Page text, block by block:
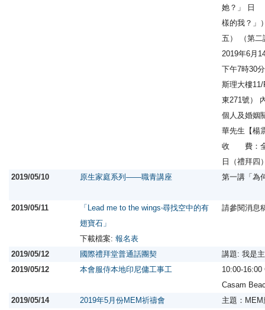
她？」 日
樣的我？」
五） （第二
2019年6
下午7時30
斯理大樓
東271號）
個人及婚姻
華先生【楊
收 費：全
日（禮拜
2019/05/10
原生家庭系列——職青講座 第一講「為
2019/05/11
「Lead me to the wings‧尋找空中的有
翅寶石」
下載檔案: 報名表
請參閱消息
2019/05/12 國際禮拜堂普通話團契
講題: 我是
2019/05/12
本會服侍本地印尼傭工事工
10:00-16:00
Casam
2019/05/14
2019年5月份MEM祈禱會
主題：